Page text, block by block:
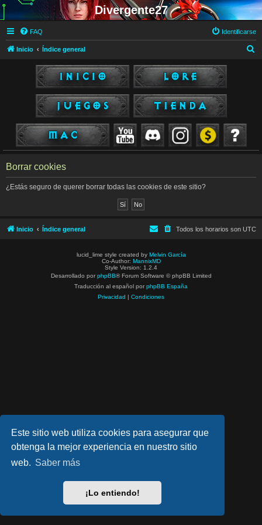
Este sitio web utiliza cookies para asegurar que
obtenga la mejor experiencia en nuestro sitio
web. Saber más
¡Lo entiendo!
Divergente27
FAQ Identificarse
Inicio Índice general
Borrar cookies
¿Estás seguro de querer borrar todas las cookies de este sitio?
Inicio Índice general Todos los horarios son UTC
lucid_lime style created by Melvin García
Co-Author: MannixMD
Style Version: 1.2.4
Desarrollado por phpBB® Forum Software © phpBB Limited
Traducción al español por phpBB España
Privacidad | Condiciones